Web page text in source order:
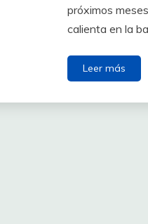
próximos
calienta en la
Leer más